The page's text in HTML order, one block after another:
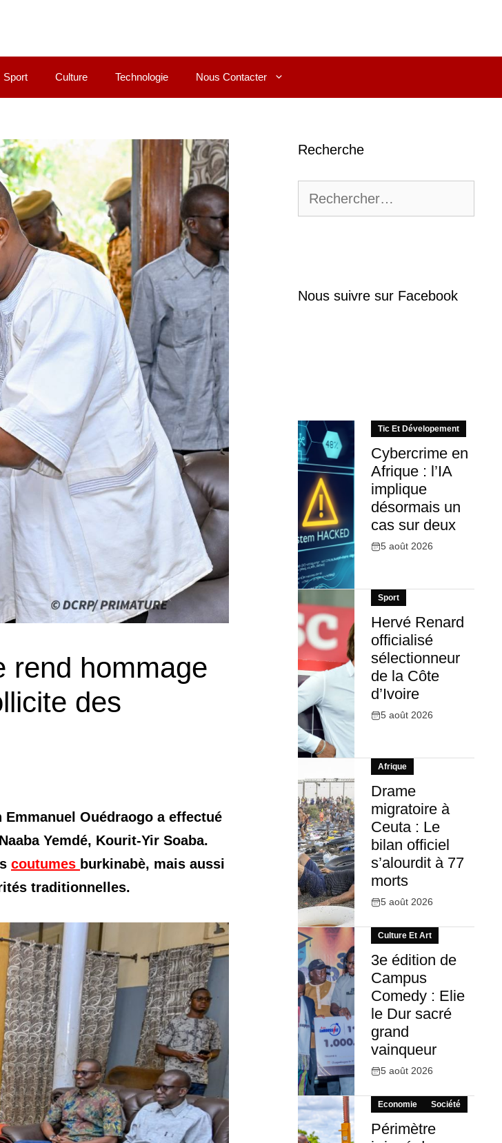
Sport Culture Technologie Nous Contacter
rend hommage
des
Ouédraogo a effectué
Yemdé, Kourit-Yir Soaba.
coutumes burkinabè, mais aussi
traditionnelles.
Recherche
Nous suivre sur Facebook
Tic Et Dévelopement
Cybercrime en
Afrique : l’IA
implique
désormais un
cas sur deux
5 août 2026
Sport
Hervé Renard
officialisé
sélectionneur
de la Côte
d’Ivoire
5 août 2026
Afrique
Drame
migratoire à
Ceuta : Le
bilan officiel
s’alourdit à 77
morts
5 août 2026
Culture Et Art
3e édition de
Campus
Comedy : Elie
le Dur sacré
grand
vainqueur
5 août 2026
Economie Société
Périmètre